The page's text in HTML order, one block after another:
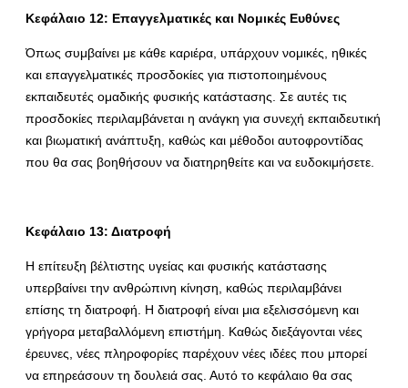
Κεφάλαιο 12: Επαγγελματικές και Νομικές Ευθύνες
Όπως συμβαίνει με κάθε καριέρα, υπάρχουν νομικές, ηθικές
και επαγγελματικές προσδοκίες για πιστοποιημένους
εκπαιδευτές ομαδικής φυσικής κατάστασης. Σε αυτές τις
προσδοκίες περιλαμβάνεται η ανάγκη για συνεχή εκπαιδευτική
και βιωματική ανάπτυξη, καθώς και μέθοδοι αυτοφροντίδας
που θα σας βοηθήσουν να διατηρηθείτε και να ευδοκιμήσετε.
Κεφάλαιο 13: Διατροφή
Η επίτευξη βέλτιστης υγείας και φυσικής κατάστασης
υπερβαίνει την ανθρώπινη κίνηση, καθώς περιλαμβάνει
επίσης τη διατροφή. Η διατροφή είναι μια εξελισσόμενη και
γρήγορα μεταβαλλόμενη επιστήμη. Καθώς διεξάγονται νέες
έρευνες, νέες πληροφορίες παρέχουν νέες ιδέες που μπορεί
να επηρεάσουν τη δουλειά σας. Αυτό το κεφάλαιο θα σας